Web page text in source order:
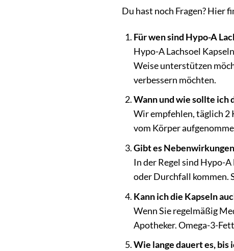
Du hast noch Fragen? Hier
Für wen sind Hypo-A
Hypo-A Lachsoel
Weise unterstützen
verbessern möchten.
Wann und wie sollte ich
Wir empfehlen, täglich 2
vom Körper
Gibt es
In der Regel sind Hypo-
oder Durchfall kommen.
Kann ich die Kapseln
Wenn Sie regelmäßig
Apotheker. Omega-3-
Wie lange dauert es, bis